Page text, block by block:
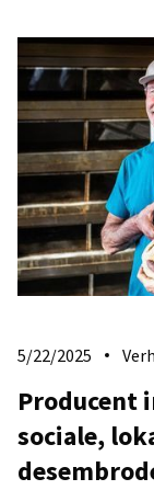
5/22/2025
Producent
sociale,